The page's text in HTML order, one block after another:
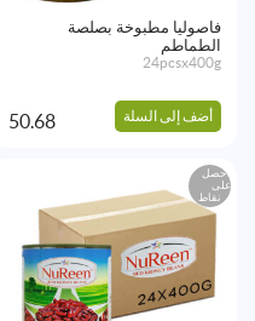
فاصوليا مطبوخة بصلصة
الطماطم
24pcsx400g
أضف إلى السلة 50.68
احصل
على
نقاط